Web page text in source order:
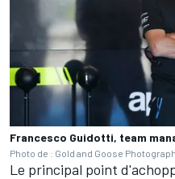
Francesco Guidotti, team
Photo de : Gold and Goose
Le principal point